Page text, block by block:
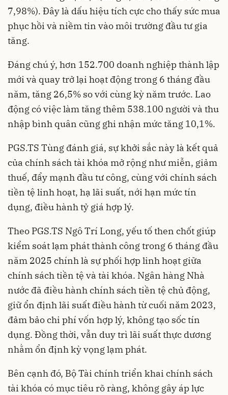
7,98%). Đây là dấu hiệu tích cực cho thấy sức mua
phục hồi và niềm tin vào môi trường đầu tư gia
tăng.
Đáng chú ý, hơn 152.700 doanh nghiệp thành lập
mới và quay trở lại hoạt động trong 6 tháng đầu
năm, tăng 26,5% so với cùng kỳ năm trước. Lao
động có việc làm tăng thêm 538.100 người và thu
nhập bình quân cũng ghi nhận mức tăng 10,1%.
PGS.TS Tùng đánh giá, sự khởi sắc này là kết quả
của chính sách tài khóa mở rộng như miễn, giảm
thuế, đẩy mạnh đầu tư công, cùng với chính sách
tiền tệ linh hoạt, hạ lãi suất, nới hạn mức tín
dụng, điều hành tỷ giá hợp lý.
Theo PGS.TS Ngô Trí Long, yếu tố then chốt giúp
kiểm soát lạm phát thành công trong 6 tháng đầu
năm 2025 chính là sự phối hợp linh hoạt giữa
chính sách tiền tệ và tài khóa. Ngân hàng Nhà
nước đã điều hành chính sách tiền tệ chủ động,
giữ ổn định lãi suất điều hành từ cuối năm 2023,
đảm bảo chi phí vốn hợp lý, không tạo sốc tín
dụng. Đồng thời, vẫn duy trì lãi suất thực dương
nhằm ổn định kỳ vọng lạm phát.
Bên cạnh đó, Bộ Tài chính triển khai chính sách
tài khóa có mục tiêu rõ ràng, không gây áp lực